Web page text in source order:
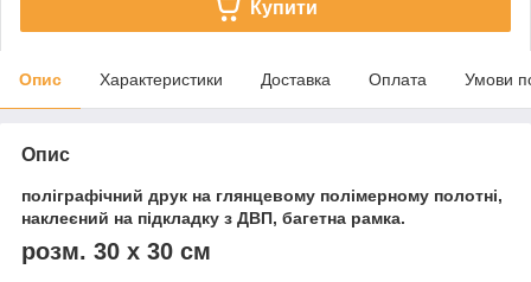
Купити
Опис Характеристики Доставка Оплата Умови
Опис
поліграфічний друк на глянцевому полімерному полотні,
наклеєний на підкладку з ДВП, багетна рамка.
розм. 30 х 30 см